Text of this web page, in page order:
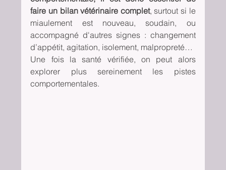
faire un bilan vétérinaire complet, surtout si le
miaulement est nouveau, soudain, ou
accompagné d'autres signes : changement
d’appétit, agitation, isolement, malpropreté…
Une fois la santé vérifiée, on peut alors
explorer plus sereinement les pistes
comportementales.